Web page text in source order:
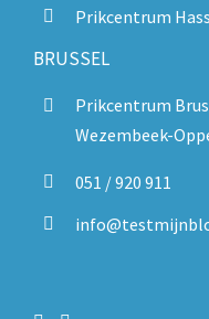
Prikcentrum
BRUSSEL
Prikcentrum
Wezembeek-
051 / 920 911